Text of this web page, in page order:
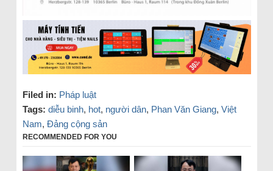
Filed in: Pháp luật
Tags: diễu binh, hot, người dân, Phan Văn Giang, Việt
Nam, Đảng cộng sản
RECOMMENDED FOR YOU